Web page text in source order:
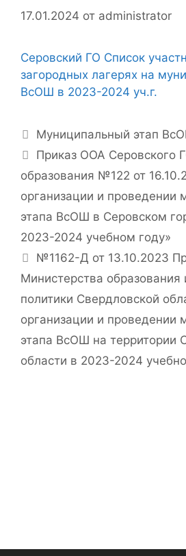
17.01.2024 от administrator
Серовский ГО Список
загородных лагерях на
ВсОШ в 2023-2024 уч.г.
Рубрики
Муниципальный этап
Приказ ООА Серовского
образования №122 от
организации и проведении
этапа ВсОШ в Серовском
2023-2024 учебном году»
№1162-Д от 13.10.2023
Министерства
политики Свердловской
организации и проведении
этапа ВсОШ на территории
области в 2023-2024